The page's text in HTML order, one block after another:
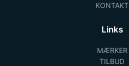
KONTAKT
Links
MÆRKER
TILBUD